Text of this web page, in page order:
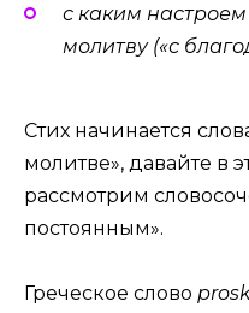
с каким
молитву («с
Стих начинается
молитве», давайте в
рассмотрим
постоянным».
Греческое слово